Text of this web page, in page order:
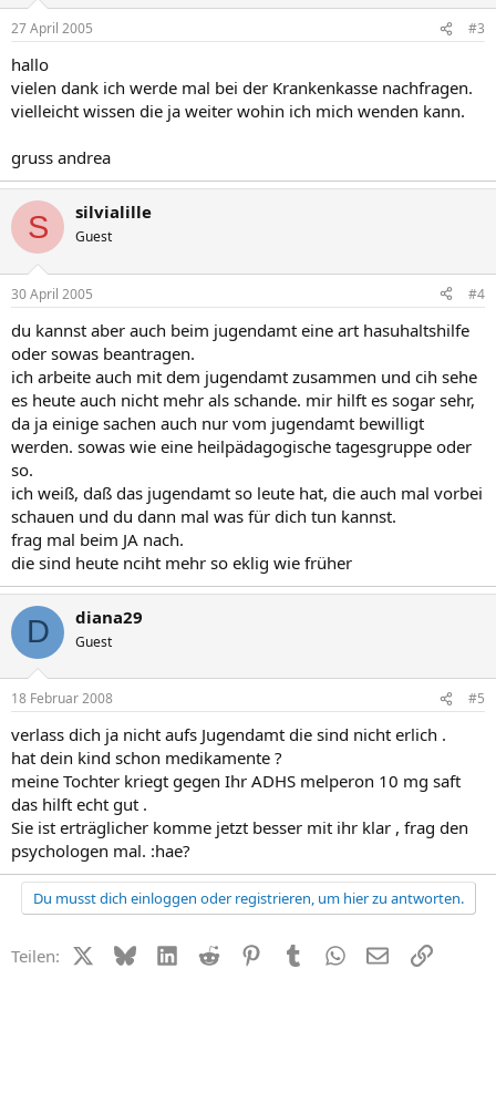
27 April 2005 #3
hallo
vielen dank ich werde mal bei der Krankenkasse nachfragen.
vielleicht wissen die ja weiter wohin ich mich wenden kann.
gruss andrea
S silvialille
Guest
30 April 2005 #4
du kannst aber auch beim jugendamt eine art hasuhaltshilfe
oder sowas beantragen.
ich arbeite auch mit dem jugendamt zusammen und cih sehe
es heute auch nicht mehr als schande. mir hilft es sogar sehr,
da ja einige sachen auch nur vom jugendamt bewilligt
werden. sowas wie eine heilpädagogische tagesgruppe oder
so.
ich weiß, daß das jugendamt so leute hat, die auch mal vorbei
schauen und du dann mal was für dich tun kannst.
frag mal beim JA nach.
die sind heute nciht mehr so eklig wie früher
D diana29
Guest
18 Februar 2008 #5
verlass dich ja nicht aufs Jugendamt die sind nicht erlich .
hat dein kind schon medikamente ?
meine Tochter kriegt gegen Ihr ADHS melperon 10 mg saft
das hilft echt gut .
Sie ist erträglicher komme jetzt besser mit ihr klar , frag den
psychologen mal. :hae?
Du musst dich einloggen oder registrieren, um hier zu antworten.
Teilen: X (Twitter)
BlueskyLinkedIn
Reddit PinterestTumblr WhatsApp
E-MailLink